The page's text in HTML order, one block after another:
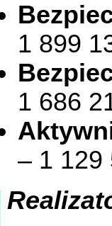
1 899
1 686
– 1 129